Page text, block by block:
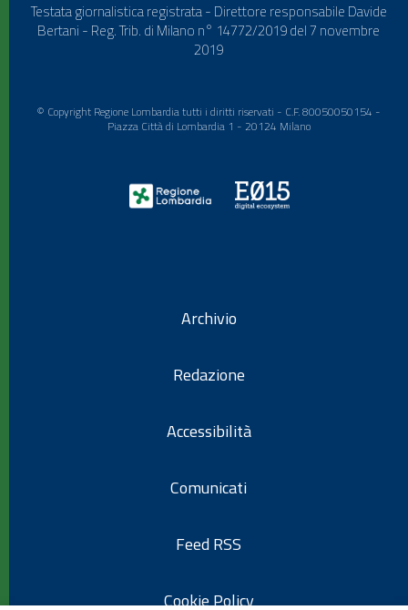
Testata giornalistica registrata - Direttore responsabile Davide
Bertani - Reg. Trib. di Milano n° 14772/2019 del 7 novembre
2019
© Copyright Regione Lombardia tutti i diritti riservati - C.F. 80050050154 -
Piazza Città di Lombardia 1 - 20124 Milano
Archivio
Redazione
Accessibilità
Comunicati
Feed RSS
Cookie Policy